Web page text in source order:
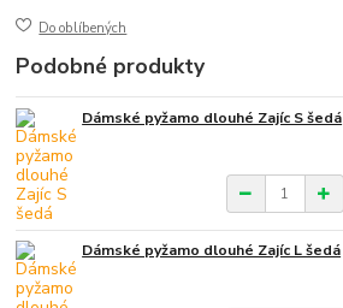
Do oblíbených
Podobné produkty
Dámské pyžamo dlouhé Zajíc S šedá
Dámské pyžamo dlouhé Zajíc L šedá